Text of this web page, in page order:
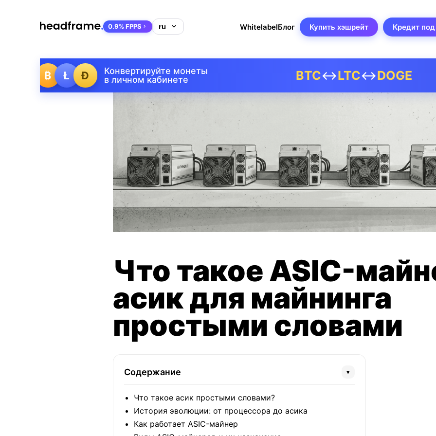
₿ Ł Ð
Конвертируйте монеты
в личном кабинете
BTC↔LTC↔DOGE
0.9% FPPS WhitelabelБлог Купить хэшрейт Кредит под
Что такое ASIC-
асик для майнинга
простыми словами
Содержание ▾
Что такое асик простыми словами?
История эволюции: от процессора до асика
Как работает ASIC-майнер